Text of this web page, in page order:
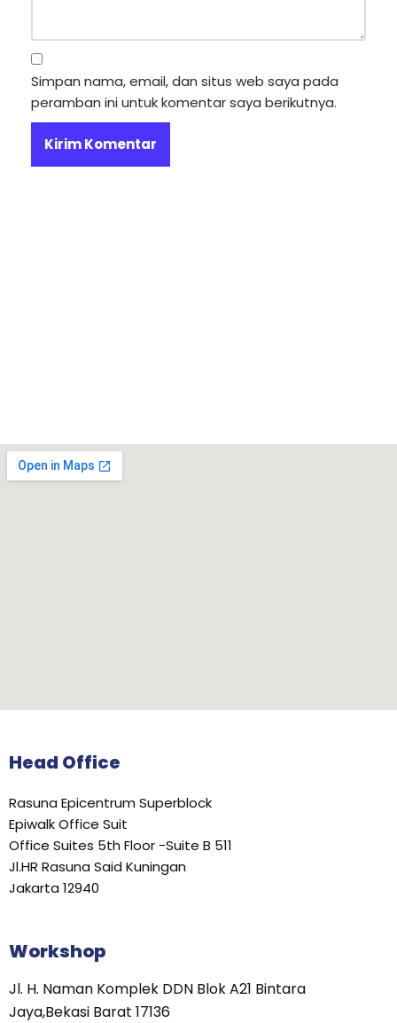
Simpan nama, email, dan situs web saya pada
peramban ini untuk komentar saya berikutnya.
Head Office
Rasuna Epicentrum Superblock
Epiwalk Office Suit
Office Suites 5th Floor -Suite B 511
Jl.HR Rasuna Said Kuningan
Jakarta 12940
Workshop
Jl. H. Naman Komplek DDN Blok A21 Bintara
Jaya,Bekasi Barat 17136